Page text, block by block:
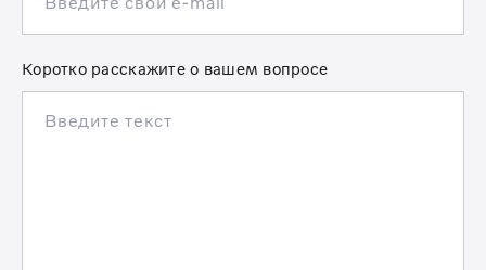
Коротко расскажите о вашем вопросе